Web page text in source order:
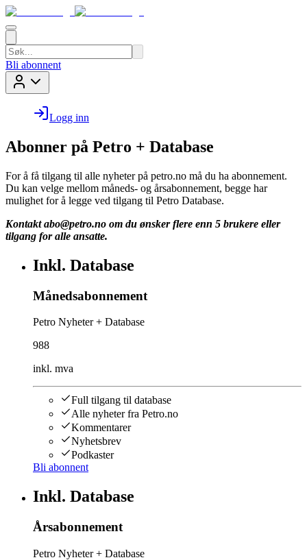
Bli abonnent
Logg inn
Abonner på Petro + Database
For å få tilgang til alle nyheter på petro.no må du ha abonnement.
Du kan velge mellom måneds- og årsabonnement, begge har
mulighet for å legge ved tilgang til Petro Database.
Kontakt abo@petro.no om du ønsker flere enn 5 brukere eller
tilgang for alle ansatte.
Inkl. Database
Månedsabonnement
Petro Nyheter + Database
988
inkl. mva
Full tilgang til database
Alle nyheter fra Petro.no
Kommentarer
Nyhetsbrev
Podkaster
Bli abonnent
Inkl. Database
Årsabonnement
Petro Nyheter + Database